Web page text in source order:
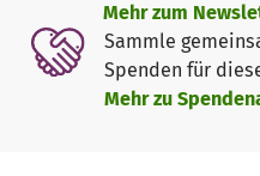
Mietvertrag für das
der Unterstützung von
Deutschland und den
Rehabilitationsprojekt
Mehr zum
Sammle
Spenden für
Mehr zu